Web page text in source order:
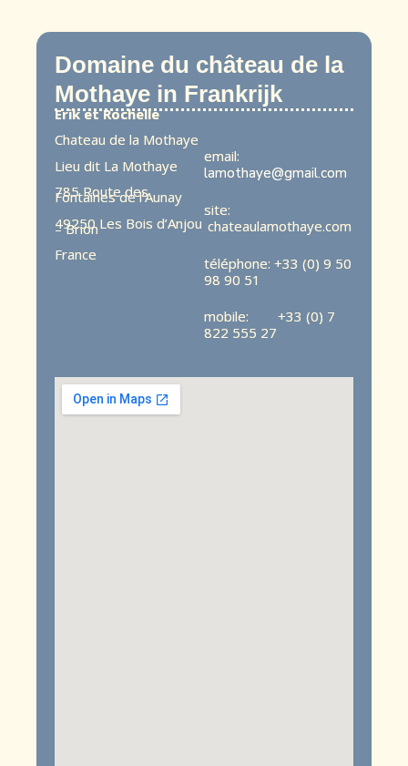
Domaine du château de la
Mothaye in Frankrijk
Erik et Rochelle
Chateau de la Mothaye
Lieu dit La Mothaye
785 Route des
Fontaines de l’Aunay
49250 Les Bois d’Anjou
– Brion
France
email:
lamothaye@gmail.com
site:
chateaulamothaye.com
téléphone: +33 (0) 9 50
98 90 51
mobile: +33 (0) 7
822 555 27